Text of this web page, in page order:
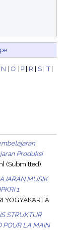
N | O | P| R | S| T|
Produksi
(Submitted)
MUSIK
1
YOGYAKARTA.
STRUKTUR
POUR LA MAIN